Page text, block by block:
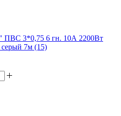
ПВС 3*0,75 6 гн. 10А 2200Вт
7м (15)